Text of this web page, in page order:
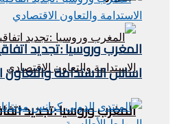
المغرب وروسيا :تجديد
المغرب وروسيا :تجديد
اساس الاستدامة والتعاون